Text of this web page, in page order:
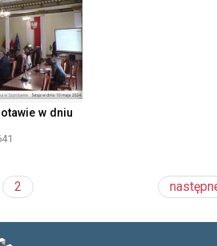
w dniu
2